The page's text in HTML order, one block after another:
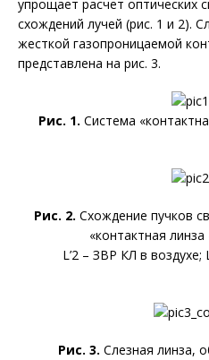
упрощает расчет оптических
схождений лучей (рис. 1 и 2).
жесткой газопроницаемой
представлена на рис. 3.
Рис. 1. Система
Рис. 2. Схождение пучков
«контактная
L’2 – ЗВР КЛ в воздухе;
Рис. 3. Слезная линза,